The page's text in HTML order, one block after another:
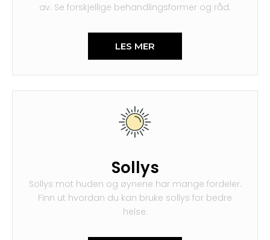
av. Se forskjellige behandlingsformer og råd.
LES MER
Sollys
Sollys mot huden og øynene har mange fordeler.
Finn ut hvordan du kan bruke sollys for bedre
helse.